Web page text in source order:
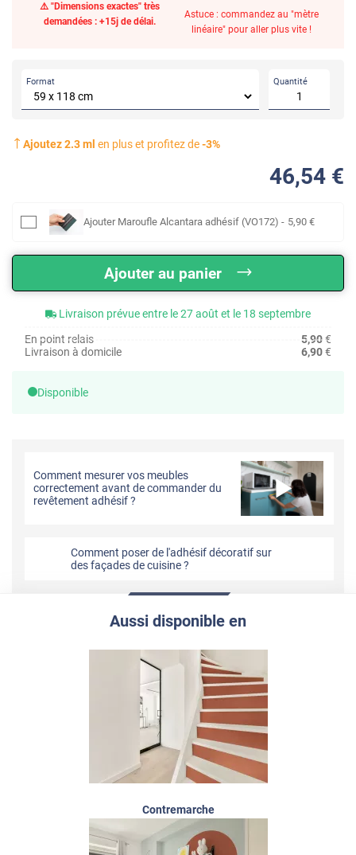
⚠️ "Dimensions exactes" très
demandées : +15j de délai.
Astuce : commandez au "mètre
linéaire" pour aller plus vite !
Format Quantité
Ajoutez2.3ml en plus et profitez de-3%
46,54 €
Ajouter Maroufle Alcantara adhésif (VO172) - 5,90 €
Ajouter au panier
Livraison prévue entre le 27 août et le 18 septembre
En point relais
5,90€
Livraison à domicile
6,90€
Disponible
Comment mesurer vos meubles
correctement avant de commander du
revêtement adhésif ?
Comment poser de l'adhésif décoratif sur
des façades de cuisine ?
Aussi disponible en
Contremarche